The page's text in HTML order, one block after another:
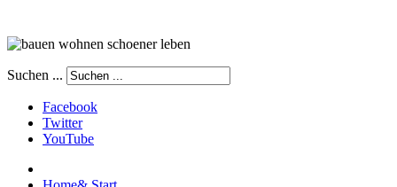
Suchen ...
Facebook
Twitter
YouTube